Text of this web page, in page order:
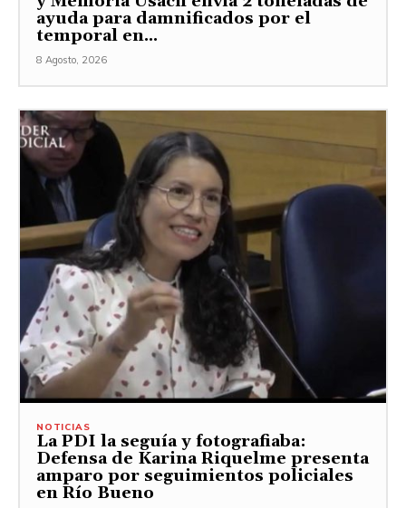
ayuda para damnificados por el
temporal en...
8 Agosto, 2026
NOTICIAS
La PDI la seguía y fotografiaba:
Defensa de Karina Riquelme presenta
amparo por seguimientos policiales
en Río Bueno